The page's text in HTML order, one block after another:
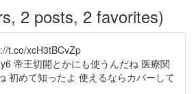
2 posts, 2 favorites)
t.co/xcH3tBCvZp
帝王切開とかにも使うんだね 医療関
初めて知ったよ 使えるならカバーして